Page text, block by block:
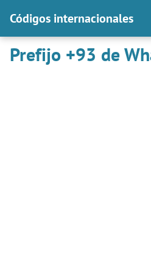
Códigos internacionales
Prefijo +93 de